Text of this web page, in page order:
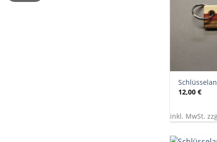
12,00€
inkl. MwSt.
+